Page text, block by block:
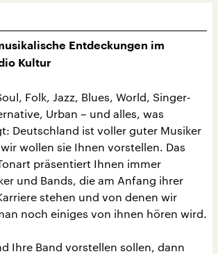
Entdeckungen im
Kultur
Folk, Jazz, Blues, World, Singer-
Urban – und alles, was
Deutschland ist voller guter Musiker
wollen sie Ihnen vorstellen. Das
präsentiert Ihnen immer
und Bands, die am Anfang ihrer
stehen und von denen wir
noch einiges von ihnen hören wird.
Ihre Band vorstellen sollen, dann